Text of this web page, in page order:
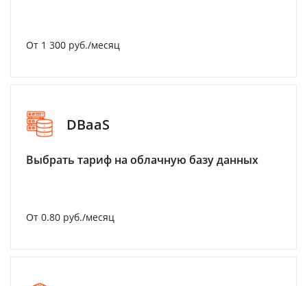
От 1 300 руб./месяц
DBaaS
Выбрать тариф на облачную базу данных
От 0.80 руб./месяц